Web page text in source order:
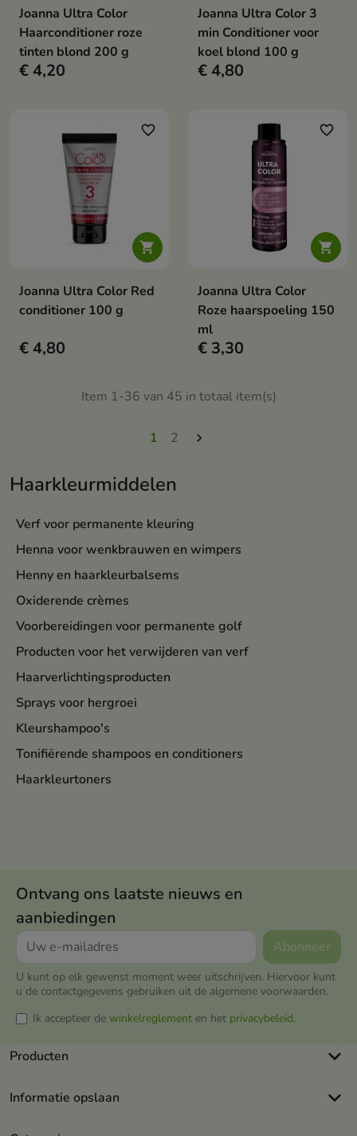
Haarkleurmiddelen
Verf voor permanente kleuring
Henna voor wenkbrauwen en wimpers
Henny en haarkleurbalsems
Oxiderende crèmes
Voorbereidingen voor permanente golf
Producten voor het verwijderen van verf
Haarverlichtingsproducten
Sprays voor hergroei
Kleurshampoo's
Tonifiërende shampoos en conditioners
Haarkleurtoners
Joanna Ultra Color
Haarconditioner roze
tinten blond 200 g
€ 4,20
Joanna Ultra Color 3
min Conditioner voor
koel blond 100 g
€ 4,80

favorite_border
Joanna Ultra Color Red
conditioner 100 g
€ 4,80

favorite_border
Joanna Ultra Color
Roze haarspoeling 150
ml
€ 3,30
Item 1-36 van 45 in totaal item(s)
1 2 
Ontvang ons laatste nieuws en
aanbiedingen
U kunt op elk gewenst moment weer uitschrijven. Hiervoor kunt
u de contactgegevens gebruiken uit de algemene voorwaarden.
Ik accepteer de winkelreglement en het privacybeleid.
Producten keyboard_arrow_down
Informatie opslaan keyboard_arrow_down